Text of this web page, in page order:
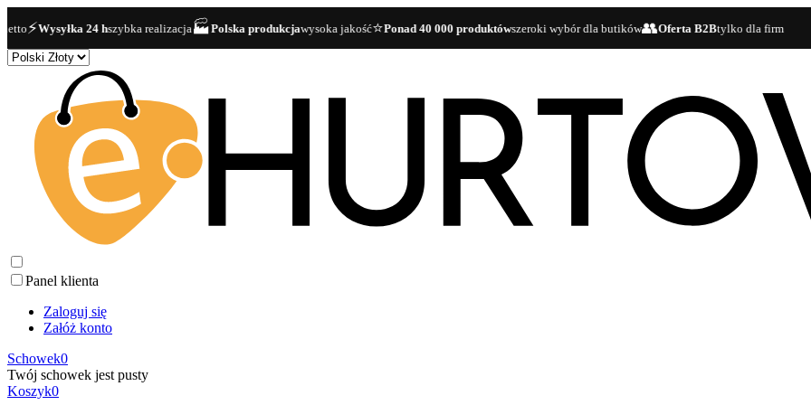
24 hszybka realizacja🏭Polska produkcjawysoka jakość⭐ Ponad 40 000 produktówszeroki wybór dla butików👥Oferta B2Btylko dla firm
Panel klienta
Zaloguj się
Załóż konto
Schowek0
Twój schowek jest pusty
Koszyk0